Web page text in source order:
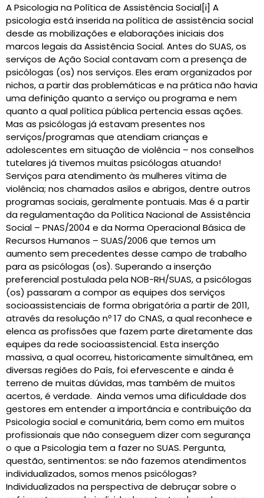
A Psicologia na Política de Assistência Social[i] A
psicologia está inserida na política de assistência social
desde as mobilizações e elaborações iniciais dos
marcos legais da Assistência Social. Antes do SUAS, os
serviços de Ação Social contavam com a presença de
psicólogas (os) nos serviços. Eles eram organizados por
nichos, a partir das problemáticas e na prática não havia
uma definição quanto a serviço ou programa e nem
quanto a qual política pública pertencia essas ações.
Mas as psicólogas já estavam presentes nos
serviços/programas que atendiam crianças e
adolescentes em situação de violência – nos conselhos
tutelares já tivemos muitas psicólogas atuando!
Serviços para atendimento às mulheres vítima de
violência; nos chamados asilos e abrigos, dentre outros
programas sociais, geralmente pontuais. Mas é a partir
da regulamentação da Política Nacional de Assistência
Social – PNAS/2004 e da Norma Operacional Básica de
Recursos Humanos – SUAS/2006 que temos um
aumento sem precedentes desse campo de trabalho
para as psicólogas (os). Superando a inserção
preferencial postulada pela NOB-RH/SUAS, a psicólogas
(os) passaram a compor as equipes dos serviços
socioassistenciais de forma obrigatória a partir de 2011,
através da resolução nº 17 do CNAS, a qual reconhece e
elenca as profissões que fazem parte diretamente das
equipes da rede socioassistencial. Esta inserção
massiva, a qual ocorreu, historicamente simultânea, em
diversas regiões do País, foi efervescente e ainda é
terreno de muitas dúvidas, mas também de muitos
acertos, é verdade. Ainda vemos uma dificuldade dos
gestores em entender a importância e contribuição da
Psicologia social e comunitária, bem como em muitos
profissionais que não conseguem dizer com segurança
o que a Psicologia tem a fazer no SUAS. Pergunta,
questão, sentimentos: se não fazemos atendimentos
individualizados, somos menos psicólogas?
Individualizados na perspectiva de debruçar sobre o